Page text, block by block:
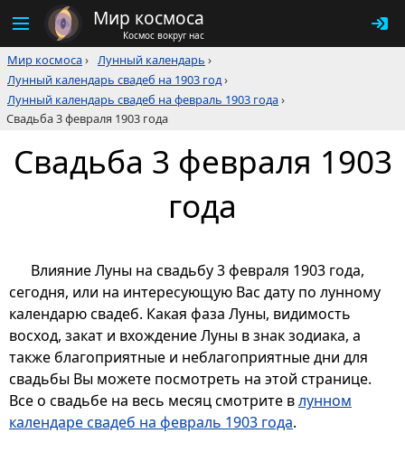
Мир космоса
Космос вокруг нас
Мир космоса› Лунный календарь ›
Лунный календарь свадеб на 1903 год›
Лунный календарь свадеб на февраль 1903 года›
Свадьба 3 февраля 1903 года
Свадьба 3 февраля 1903
года
Влияние Луны на свадьбу 3 февраля 1903 года,
сегодня, или на интересующую Вас дату по лунному
календарю свадеб. Какая фаза Луны, видимость
восход, закат и вхождение Луны в знак зодиака, а
также благоприятные и неблагоприятные дни для
свадьбы Вы можете посмотреть на этой странице.
Все о свадьбе на весь месяц смотрите влунном
календаре свадеб на февраль 1903 года.